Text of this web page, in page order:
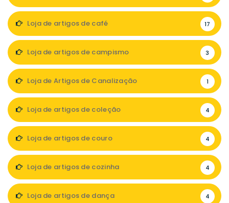
Loja de artigos de café 17
Loja de artigos de campismo 3
Loja de Artigos de Canalização 1
Loja de artigos de coleção 4
Loja de artigos de couro 4
Loja de artigos de cozinha 4
Loja de artigos de dança 4